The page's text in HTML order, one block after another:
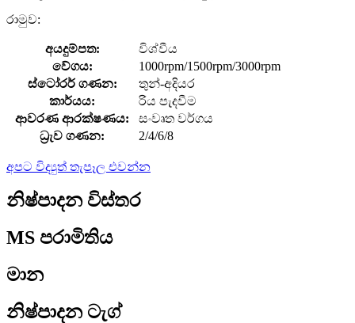
රාමුව:
අයදුම්පත:
විශ්වීය
වේගය:
1000rpm/1500rpm/3000rpm
ස්ටෝරර් ගණන:
තුන්-අදියර
කාර්යය:
රිය පැදවීම
ආවරණ ආරක්ෂණය:
සංවෘත වර්ගය
ධ්‍රැව ගණන:
2/4/6/8
අපට විද්‍යුත් තැපෑල එවන්න
නිෂ්පාදන විස්තර
MS පරාමිතිය
මාන
නිෂ්පාදන ටැග්